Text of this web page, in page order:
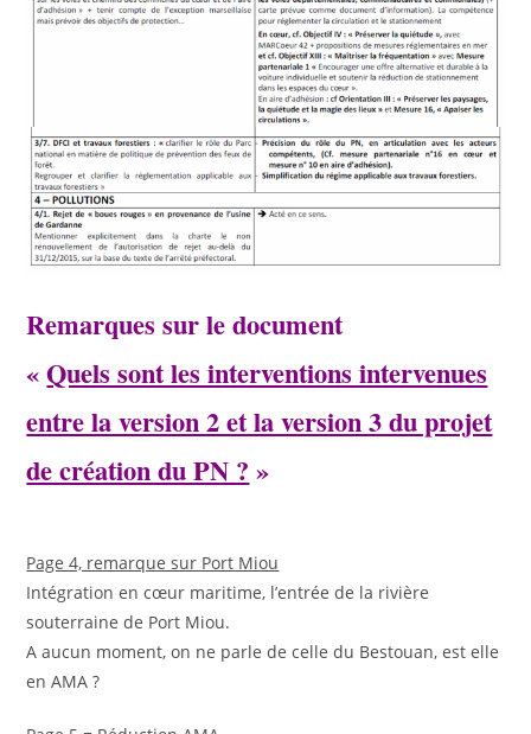
Remarques sur le document
«Quels sont les interventions intervenues
entre la version 2 et la version 3 du projet
de création du PN ? »
Page 4, remarque sur Port Miou
Intégration en cœur maritime, l’entrée de la rivière
souterraine de Port Miou.
A aucun moment, on ne parle de celle du Bestouan, est elle
en AMA ?